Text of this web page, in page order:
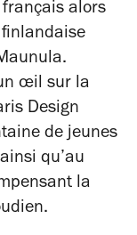
alors
œil sur la
Design
de jeunes
qu’au
la